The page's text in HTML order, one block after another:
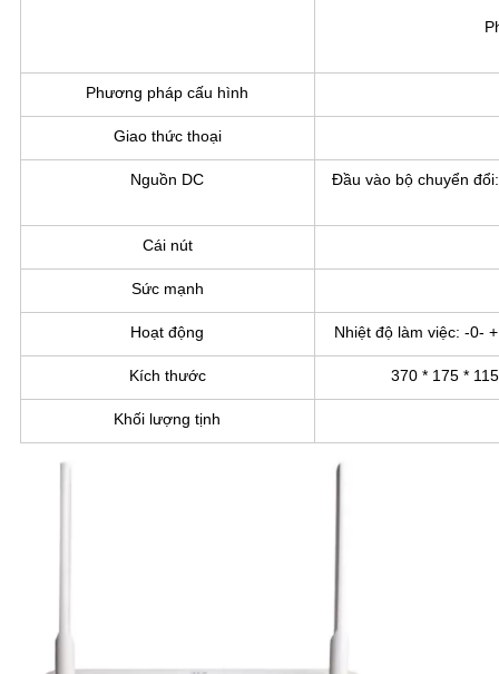
Phương pháp cấu hình
Giao thức thoại
Nguồn DC Đầu vào bộ chuyển
Cái nút
Sức mạnh
Hoạt động Nhiệt độ làm việc: -0-
Kích thước 370 * 175 *
Khối lượng tịnh